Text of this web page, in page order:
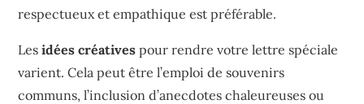
respectueux et empathique est préférable.
Lesidées créatives pour rendre votre lettre spéciale
varient. Cela peut être l’emploi de souvenirs
communs, l’inclusion d’anecdotes chaleureuses ou